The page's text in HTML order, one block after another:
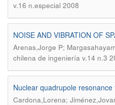
v.16 n.especial 2008
NOISE AND VIBRATION OF
Arenas,Jorge P;
chilena de ingeniería v.14 n.3
Nuclear quadrupole
Cardona,Lorena;